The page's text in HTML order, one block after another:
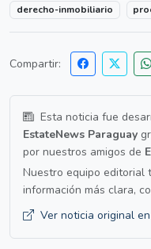
derecho-inmobiliario
Compartir:
Esta noticia fue
EstateNews Paraguay
por nuestros amigos de
Nuestro equipo editorial
información más clara,
Ver noticia original